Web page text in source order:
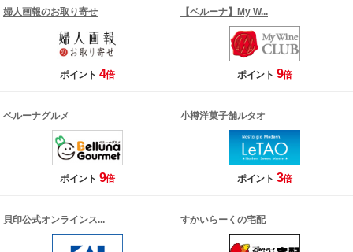
婦人画報のお取り寄せ
ポイント 4倍
【ベルーナ】My W...
ポイント 9倍
ベルーナグルメ
ポイント 9倍
小樽洋菓子舗ルタオ
ポイント 3倍
貝印公式オンラインス... すかいらーくの宅配